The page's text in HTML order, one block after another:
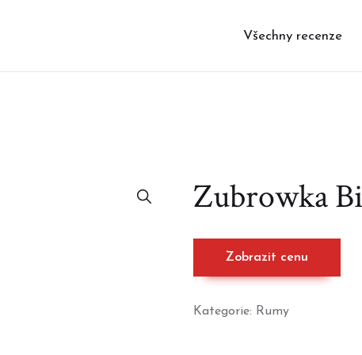
Všechny recenze
Zubrowka
Zobrazit cenu
Kategorie: Rumy